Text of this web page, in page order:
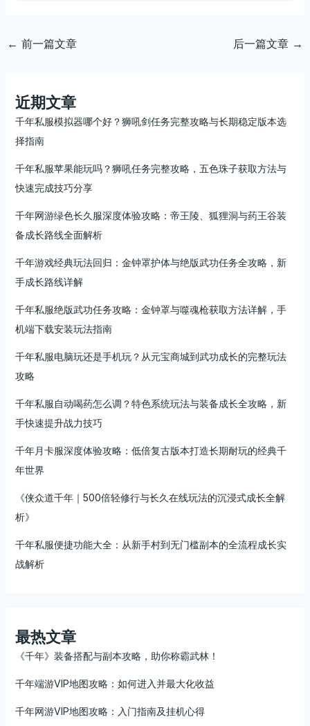
← 前一篇文章 后一篇文章 →
近期文章
千年私服模拟器哪个好？狮吼剑任务完整攻略与长期稳定版本选
择指南
千年私服苹果能玩吗？狮吼任务完整攻略，五色珠子获取方法与
快速完成技巧分享
千年网游绿色长久服深度体验攻略：帝王陵、狐狸洞与药王谷装
备成长路线全面解析
千年游戏经典玩法回归：金钟罩护体与绝版武功任务全攻略，新
手成长路线详解
千年私服绝版武功任务攻略：金钟罩与噬魂枪获取方法详解，手
机端下载安装玩法指南
千年私服电脑玩还是手机玩？从元宝商城到武功成长的完整玩法
攻略
千年私服自动喝药怎么调？特色系统玩法与装备成长全攻略，新
手快速提升战力技巧
千年月卡服深度体验攻略：低倍复古版本打造长期耐玩的经典千
年世界
《侠众道千年｜500倍轻修行与长久在线玩法的沉浸式成长全解
析》
千年私服便捷功能大全：从新手村到无门槛副本的全流程成长实
战解析
最热文章
《千年》装备搭配与副本攻略，助你称霸武林！
千年端游VIP地图攻略：如何进入并最大化收益
千年网游VIP地图攻略：入门指南及挂机心得